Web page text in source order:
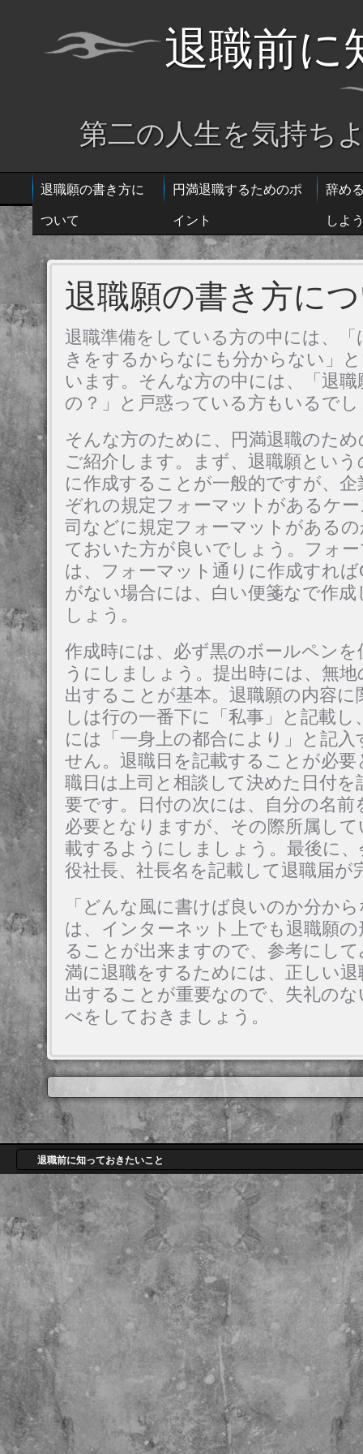
退職前に
第二の人生を気持ち
退職願の書き方に
ついて
円満退職するためのポ
イント
辞め
しよ
退職願の書き方に
退職準備をしている方の中には、
きをするからなにも分からない」
います。そんな方の中には、「退
の？」と戸惑っている方もいるで
そんな方のために、円満退職のた
ご紹介します。まず、退職願とい
に作成することが一般的ですが、
ぞれの規定フォーマットがあるケ
司などに規定フォーマットがある
ておいた方が良いでしょう。フォ
は、フォーマット通りに作成すれ
がない場合には、白い便箋なで作
しょう。
作成時には、必ず黒のボールペン
うにしましょう。提出時には、無
出することが基本。退職願の内容に
しは行の一番下に「私事」と記載し
には「一身上の都合により」と記
せん。退職日を記載することが必
職日は上司と相談して決めた日付
要です。日付の次には、自分の名
必要となりますが、その際所属し
載するようにしましょう。最後に
役社長、社長名を記載して退職届が
「どんな風に書けば良いのか分か
は、インターネット上でも退職願
ることが出来ますので、参考にし
満に退職をするためには、正しい
出することが重要なので、失礼の
べをしておきましょう。
退職前に知っておきたいこと